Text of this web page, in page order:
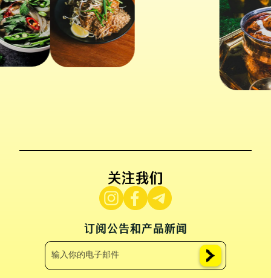
关注我们
订阅公告和产品新闻